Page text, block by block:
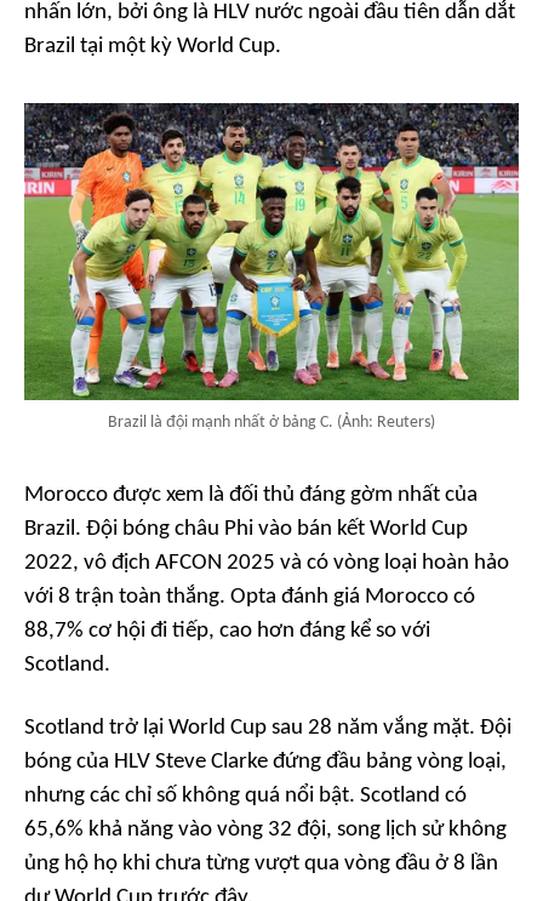
nhấn lớn, bởi ông là HLV nước ngoài đầu tiên dẫn dắt
Brazil tại một kỳ World Cup.
Brazil là đội mạnh nhất ở bảng C. (Ảnh: Reuters)
Morocco được xem là đối thủ đáng gờm nhất của
Brazil. Đội bóng châu Phi vào bán kết World Cup
2022, vô địch AFCON 2025 và có vòng loại hoàn hảo
với 8 trận toàn thắng. Opta đánh giá Morocco có
88,7% cơ hội đi tiếp, cao hơn đáng kể so với
Scotland.
Scotland trở lại World Cup sau 28 năm vắng mặt. Đội
bóng của HLV Steve Clarke đứng đầu bảng vòng loại,
nhưng các chỉ số không quá nổi bật. Scotland có
65,6% khả năng vào vòng 32 đội, song lịch sử không
ủng hộ họ khi chưa từng vượt qua vòng đầu ở 8 lần